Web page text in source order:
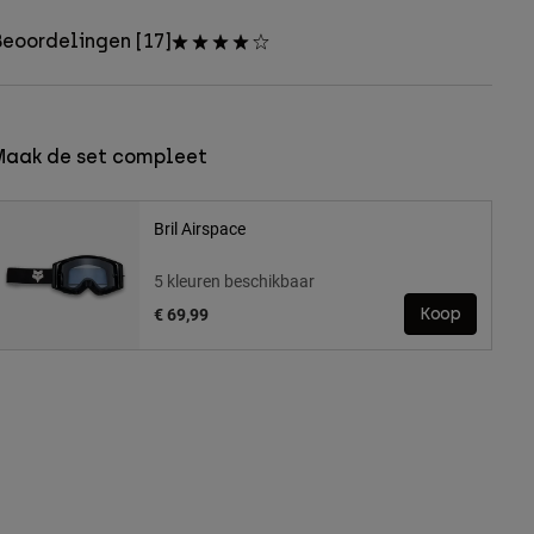
[17]
de set compleet
Bril Airspace
5 kleuren beschikbaar
€ 69,99
Koop